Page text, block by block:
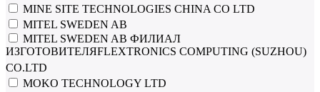
MINE SITE TECHNOLOGIES CHINA CO LTD
MITEL SWEDEN AB
MITEL SWEDEN AB ФИЛИАЛ
ИЗГОТОВИТЕЛЯFLEXTRONICS COMPUTING (SUZHOU)
CO.LTD
MOKO TECHNOLOGY LTD